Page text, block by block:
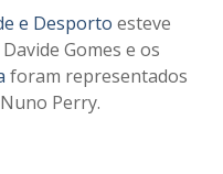
e Desporto esteve
Gomes e os
foram representados
Perry.